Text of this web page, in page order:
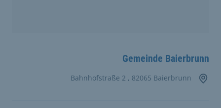
Gemeinde Baierbrunn